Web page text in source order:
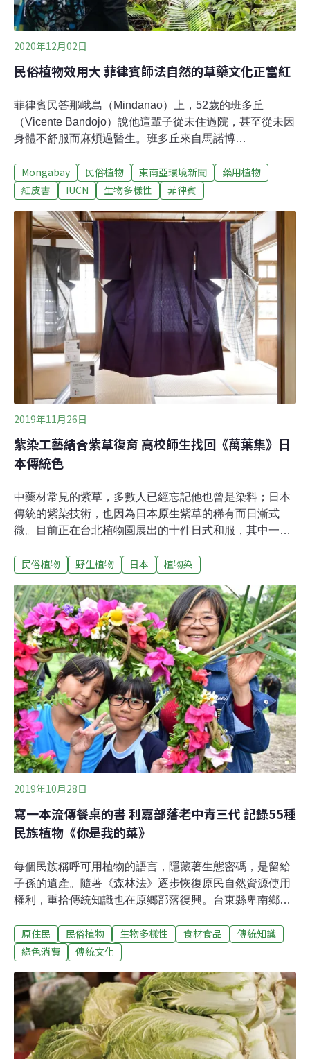
2020年12月02日
民俗植物效用大 菲律賓師法自然的草藥文化正當紅
菲律賓民答那峨島（Mindanao）上，52歲的班多丘
（Vicente Bandojo）說他這輩子從未住過院，甚至從未因
身體不舒服而麻煩過醫生。班多丘來自馬諾博
Palagsulat，「Datu」為頭目之意）。「馬諾博」的意思
是「河的民族」，他們住在菲律賓南阿古桑省（Agusan
前，他們的族群存續就因外國人及移民的到來而受到威
脅，但卻一直將自己的文化保存得很好——而這文化深植
於大自然當中。山裡工作機會不多，大部分的族人都生活
在貧窮線以下，主要依賴農業、勞力、狩獵為生。儘管如
此，他們擁有一個公開的秘密寶藏，那就是祖先流傳下
來、極為可觀的民俗草藥知識；他們相信這些草藥能讓所
有惡疾退散。如今，有人為了記錄並保存這份草藥背後的
科學原理，而展開了一項研究。「我們部落從遠古時代就
懂得利用這
Mongabay 民俗植物 東南亞環境新聞
藥用植物
紅皮書
IUCN 生物多樣性 菲律賓
2019年11月26日
紫染工藝結合紫草復育 高校師生找回《萬葉集》日
本傳統色
中藥材常見的紫草，多數人已經忘記他也曾是染料；日本
傳統的紫染技術，也因為日本原生紫草的稀有而日漸式
微。目前正在台北植物園展出的十件日式和服，其中一襲
復育故事。瀕危日本紫草找活路 日本高中生來救援紫草的
草、內蒙紫草、日本紫草等品系。日本原生紫草本來就極
為稀有。在日本的傳統色當中，紫色是最高位的顏色，一
部份原因也是因為紫草取得不易，紫染也頗費工夫，因此
只有皇室才有資格穿著紫色。近年來因為氣候暖化，日本
原生紫草更加瀕危。林業試驗所植物園組組長董景生解
釋，這是由於植物的春化作用，若冬溫不夠低，隔年便不
易開花。滋賀縣東近江市有一群高中師生，近年自發性地
展開紫草復育行動。事實上，賀縣東近江市的市花就是紫
草。在當地的八日市南高校，師生努力尋找復育方法，邀
請藝術家利用復育的紫草染製成和服，甚至引起企業家的
興
民俗植物 野生植物 日本 植物染
2019年10月28日
寫一本流傳餐桌的書 利嘉部落老中青三代 記錄55種
民族植物《你是我的菜》
每個民族稱呼可用植物的語言，隱藏著生態密碼，是留給
子孫的遺產。隨著《森林法》逐步恢復原民自然資源使用
權利，重拾傳統知識也在原鄉部落復興。台東縣卑南鄉利
生態智慧，出版《你是我的菜：利卡夢生活植物》。不同
以往邀請專業團隊進行調查記錄，這本書作者，集合部落
式，共同參與民族植物的紀錄與書寫。利嘉國小參與報導
的四年級朱宇琁，把書放在案頭上。「因為書中有我的
畫，還有mumu（祖父母）告訴我的故事！」台東林管處
長劉瓊蓮說，這些傳統知識屬於部落、要回歸到部落。傳
統知識：化平凡為不朽常見的血桐樹，一般人平日看到可
原住民 民俗植物 生物多樣性 食材食品
傳統知識
綠色消費
傳統文化